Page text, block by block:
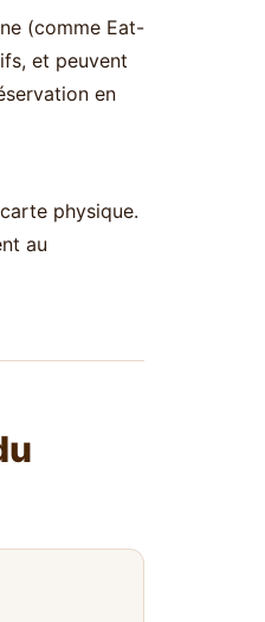
(comme Eat-
et peuvent
en
physique.
au